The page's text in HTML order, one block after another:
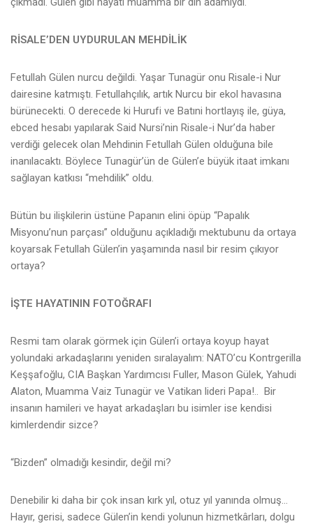
RİSALE’DEN UYDURULAN MEHDİLİK
Fetullah Gülen nurcu değildi. Yaşar Tunagür onu Risale-i Nur
dairesine katmıştı. Fetullahçılık, artık Nurcu bir ekol havasına
bürünecekti. O derecede ki Hurufi ve Batıni hortlayış ile, güya,
ebced hesabı yapılarak Said Nursi’nin Risale-i Nur’da haber
verdiği gelecek olan Mehdinin Fetullah Gülen olduğuna bile
inanılacaktı. Böylece Tunagür’ün de Gülen’e büyük itaat imkanı
sağlayan katkısı “mehdilik” oldu.
Bütün bu ilişkilerin üstüne Papanın elini öpüp “Papalık
Misyonu’nun parçası” olduğunu açıkladığı mektubunu da ortaya
koyarsak Fetullah Gülen’in yaşamında nasıl bir resim çıkıyor
ortaya?
İŞTE HAYATININ FOTOĞRAFI
Resmi tam olarak görmek için Gülen’i ortaya koyup hayat
yolundaki arkadaşlarını yeniden sıralayalım: NATO’cu Kontrgerilla
Keşşafoğlu, CIA Başkan Yardımcısı Fuller, Mason Gülek, Yahudi
Alaton, Muamma Vaiz Tunagür ve Vatikan lideri Papa!.. Bir
insanın hamileri ve hayat arkadaşları bu isimler ise kendisi
kimlerdendir sizce?
“Bizden” olmadığı kesindir, değil mi?
Denebilir ki daha bir çok insan kırk yıl, otuz yıl yanında olmuş…
Hayır, gerisi, sadece Gülen’in kendi yolunun hizmetkârları, dolgu